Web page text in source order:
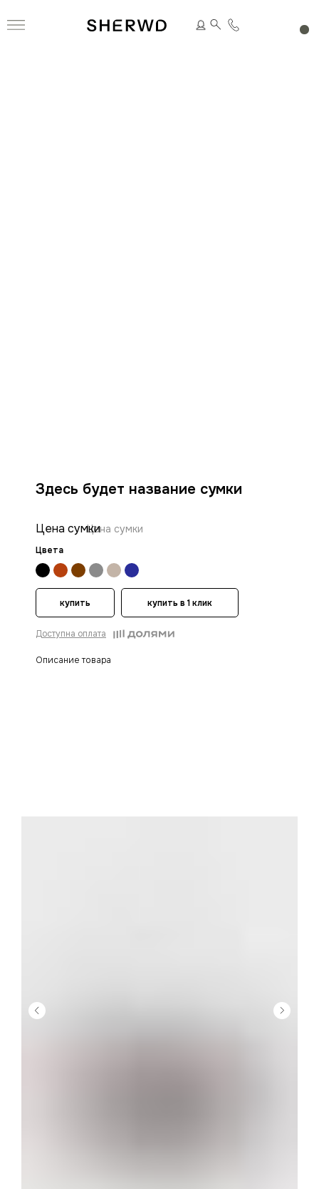
Описание товара
Цена сумки
Цена сумки
Цвета
Здесь будет название сумки
купить купить в 1 клик
Доступна оплата